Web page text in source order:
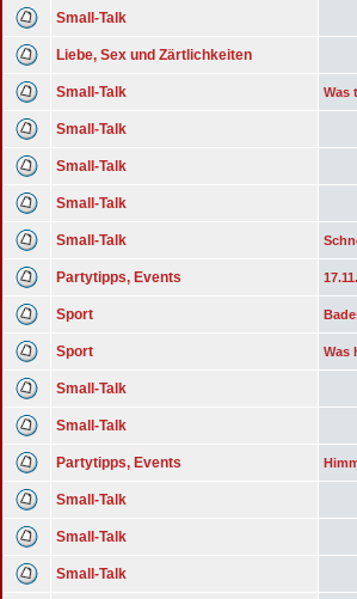
Small-Talk
Liebe, Sex und Zärtlichkeiten
Small-Talk Was
Small-Talk
Small-Talk
Small-Talk
Small-Talk
Partytipps, Events
Sport
Sport Was
Small-Talk
Small-Talk
Partytipps, Events
Small-Talk
Small-Talk
Small-Talk